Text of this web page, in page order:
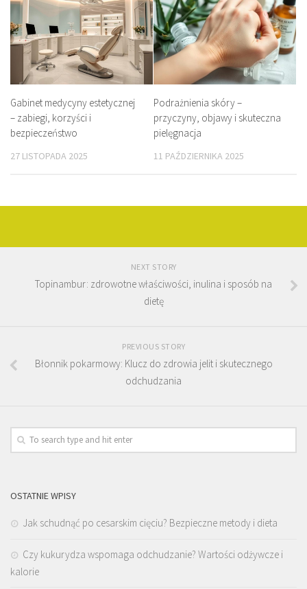
Gabinet medycyny estetycznej
– zabiegi, korzyści i
bezpieczeństwo
27 LISTOPADA 2025
Podrażnienia skóry –
przyczyny, objawy i skuteczna
pielęgnacja
11 PAŹDZIERNIKA 2025
NEXT STORY
Topinambur: zdrowotne właściwości, inulina i sposób na
dietę
PREVIOUS STORY
Błonnik pokarmowy: Klucz do zdrowia jelit i skutecznego
odchudzania
OSTATNIE WPISY
Jak schudnąć po cesarskim cięciu? Bezpieczne metody i dieta
Czy kukurydza wspomaga odchudzanie? Wartości odżywcze i
kalorie